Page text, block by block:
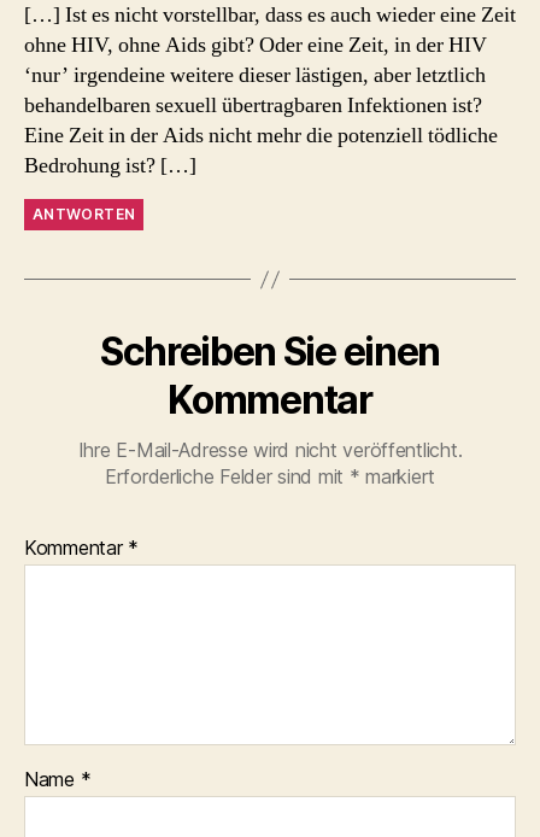
[…] Ist es nicht vorstellbar, dass es auch wieder eine Zeit
ohne HIV, ohne Aids gibt? Oder eine Zeit, in der HIV
‘nur’ irgendeine weitere dieser lästigen, aber letztlich
behandelbaren sexuell übertragbaren Infektionen ist?
Eine Zeit in der Aids nicht mehr die potenziell tödliche
Bedrohung ist? […]
ANTWORTEN
Schreiben Sie einen
Kommentar
Ihre E-Mail-Adresse wird nicht veröffentlicht.
Erforderliche Felder sind mit * markiert
Kommentar *
Name *